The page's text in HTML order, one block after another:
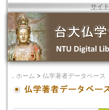
サイ
． ホーム > 仏学著者データベース